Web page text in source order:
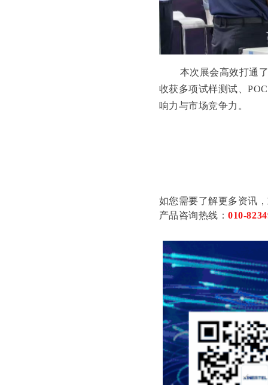
本次展会高效打通
收获多项试样测试、
响力与市场竞争力。
如您需要了解更多资讯
产品咨询热线：010-